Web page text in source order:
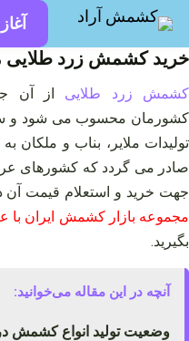
محتوا
خرید کشمش زرد طلایی
کشمش زرد طلایی از آن
کشورمان محسوب می شود و
تولیدات ملایر، بناب و ملکان
صادر می گردد که کشورهای
جهت خرید و استعلام قیمت آن در سال ۱۴۰۱ میتوانید
مجموعه بازار کشمش ایران با
بگیرید.
آنچه در این مقاله می‌خوانید:
وضعیت تولید انواع کشمش در